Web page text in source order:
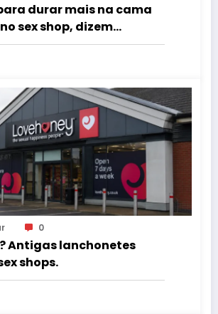
durar mais na cama
sex shop, dizem
em saúde sexual
0
Antigas lanchonetes
shops.